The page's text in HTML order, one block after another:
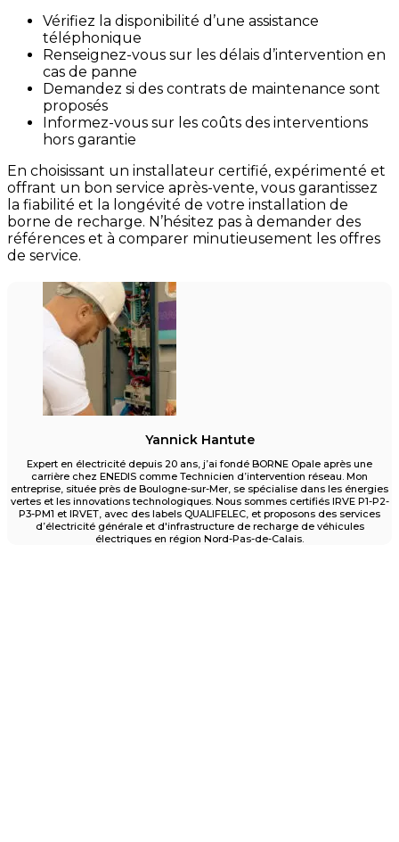
Vérifiez la disponibilité d’une assistance
téléphonique
Renseignez-vous sur les délais d’intervention en
cas de panne
Demandez si des contrats de maintenance sont
proposés
Informez-vous sur les coûts des interventions
hors garantie
En choisissant un installateur certifié, expérimenté et
offrant un bon service après-vente, vous garantissez
la fiabilité et la longévité de votre installation de
borne de recharge. N’hésitez pas à demander des
références et à comparer minutieusement les offres
de service.
Yannick Hantute
Expert en électricité depuis 20 ans, j’ai fondé BORNE Opale après une
carrière chez ENEDIS comme Technicien d’intervention réseau. Mon
entreprise, située près de Boulogne-sur-Mer, se spécialise dans les énergies
vertes et les innovations technologiques. Nous sommes certifiés IRVE P1-P2-
P3-PM1 et IRVET, avec des labels QUALIFELEC, et proposons des services
d’électricité générale et d'infrastructure de recharge de véhicules
électriques en région Nord-Pas-de-Calais.